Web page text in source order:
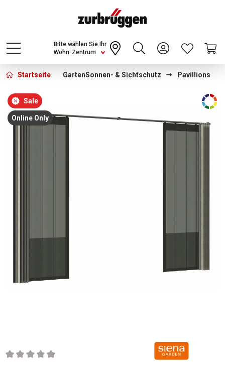
Choose a different country or region to see
content for your location and shop online
CONTINUE
Wohn-Zentrum
Bitte wählen Sie Ihr
Startseite GartenSonnen- & Sichtschutz Pavillions
Bildergalerie überspringen
Sale
Online Only
Durchschnittliche Bewertung von 0 von 5 Sternen